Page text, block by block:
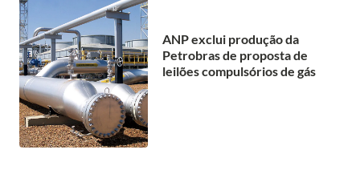
ANP exclui produção da
Petrobras de proposta de
leilões compulsórios de gás